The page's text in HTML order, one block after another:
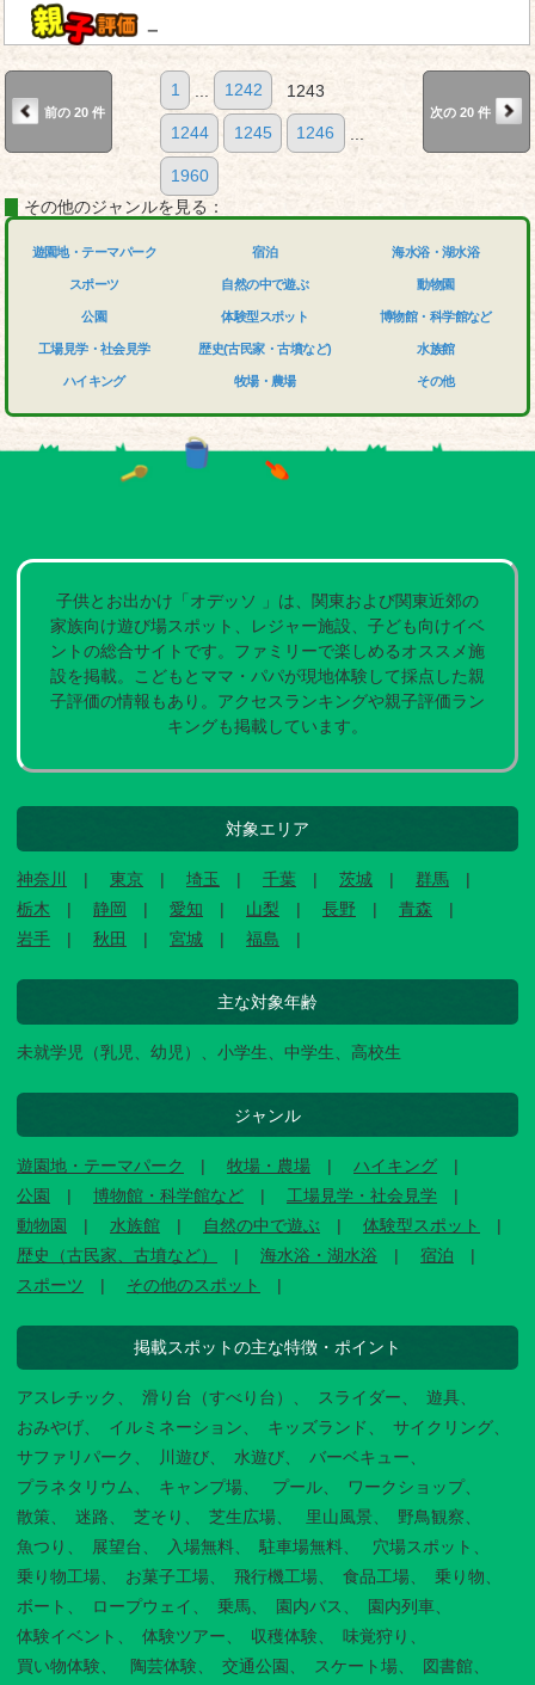
－
前の 20 件
1 1242 1243
1244 1245 1246
1960
次の 20 件
その他のジャンルを見る：
遊園地・テーマパーク
スポーツ
公園
工場見学・社会見学
ハイキング
宿泊
自然の中で遊ぶ
体験型スポット
歴史(古民家・古墳など)
牧場・農場
海水浴・湖水浴
動物園
博物館・科学館など
水族館
その他
子供とお出かけ「オデッソ 」は、関東および関東近郊の
家族向け遊び場スポット、レジャー施設、子ども向けイベ
ントの総合サイトです。ファミリーで楽しめるオススメ施
設を掲載。こどもとママ・パパが現地体験して採点した親
子評価の情報もあり。アクセスランキングや親子評価ラン
キングも掲載しています。
対象エリア
神奈川 東京 埼玉 千葉 茨城
群馬
栃木
静岡 愛知 山梨 長野
青森
岩手
秋田 宮城 福島
主な対象年齢
未就学児（乳児、幼児）、小学生、中学生、高校生
ジャンル
遊園地・テーマパーク 牧場・農場
ハイキング
公園
博物館・科学館など
工場見学・社会見学
動物園
水族館 自然の中で遊ぶ
体験型スポット
歴史（古民家、古墳など）
海水浴・湖水浴
宿泊
スポーツ
その他のスポット
掲載スポットの主な特徴・ポイント
アスレチック 滑り台（すべり台） スライダー
遊具
おみやげ
イルミネーション キッズランド
サイクリング
サファリパーク
川遊び 水遊び
バーベキュー
プラネタリウム
キャンプ場 プール
ワークショップ
散策
迷路 芝そり 芝生広場 里山風景
野鳥観察
魚つり
展望台 入場無料 駐車場無料
穴場スポット
乗り物工場
お菓子工場 飛行機工場 食品工場
乗り物
ボート
ロープウェイ 乗馬 園内バス
園内列車
体験イベント
体験ツアー 収穫体験
味覚狩り
買い物体験
陶芸体験 交通公園 スケート場 図書館